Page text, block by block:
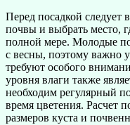
Перед посадкой следует
почвы и выбрать место,
полной мере. Молодые
с весны, поэтому важно
требуют особого
уровня влаги также
необходим регулярный
время цветения. Расчет
размеров куста и